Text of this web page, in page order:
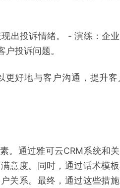
出投诉情绪。 - 演练：企
投诉问题。
好地与客户沟通，提升
。通过雅可云CRM系统和
意度。同时，通过话术模
关系。最终，通过这些措